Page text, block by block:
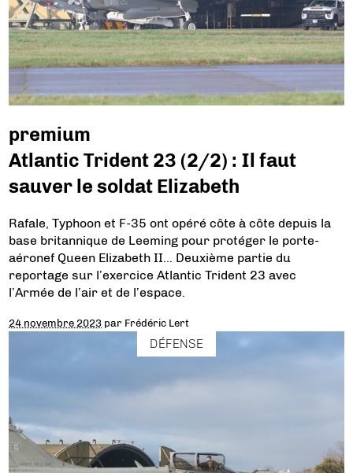
premium
Atlantic Trident 23 (2/2) : Il faut
sauver le soldat Elizabeth
Rafale, Typhoon et F-35 ont opéré côte à côte depuis la
base britannique de Leeming pour protéger le porte-
aéronef Queen Elizabeth II… Deuxième partie du
reportage sur l’exercice Atlantic Trident 23 avec
l’Armée de l’air et de l’espace.
24 novembre 2023 par Frédéric Lert
DÉFENSE